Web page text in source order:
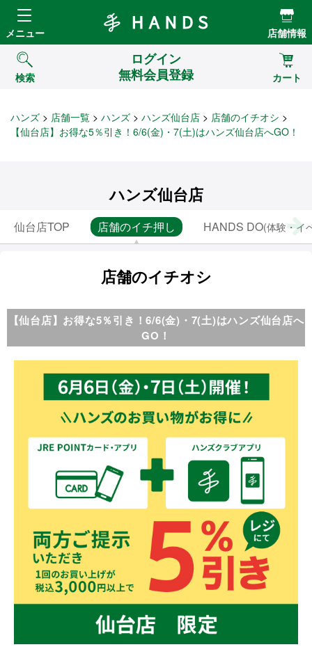
Hands ハンズ
メニュー 店舗情報
検索
ログイン
無料会員登録
カート
ハンズ 店舗一覧 ハンズ ハンズ仙台店
店舗のイチオシ
【仙台店】お得な5％引き！6/6(金)・7(土)はハンズ仙台店へGO！
ハンズ仙台店
仙台店TOP 店舗のイチ押し HANDS DO(体験・イ
店舗のイチオシ
【仙台店】お得な5％引き！6/6(金)・7(土)はハンズ仙台店へ
GO！